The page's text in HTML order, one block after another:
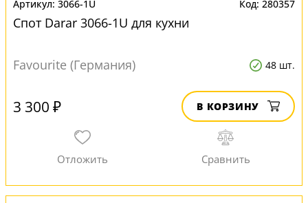
3066-1U 280357
Спот Darar 3066-1U для кухни
Favourite (Германия) 48 шт.
3 300 ₽ В КОРЗИНУ